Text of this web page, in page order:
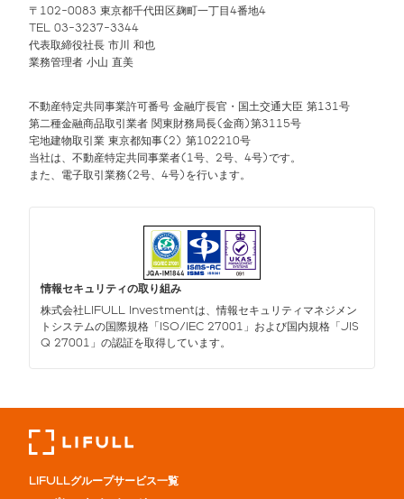
〒102-0083 東京都千代田区麹町一丁目4番地4
TEL 03-3237-3344
代表取締役社長 市川 和也
業務管理者 小山 直美
不動産特定共同事業許可番号 金融庁長官・国土交通大臣 第131号
第二種金融商品取引業者 関東財務局長(金商)第3115号
宅地建物取引業 東京都知事(2) 第102210号
当社は、不動産特定共同事業者(1号、2号、4号)です。
また、電子取引業務(2号、4号)を行います。
情報セキュリティの取り組み
株式会社LIFULL Investmentは、情報セキュリティマネジメン
トシステムの国際規格「ISO/IEC 27001」および国内規格「JIS
Q 27001」の認証を取得しています。
LIFULLグループサービス一覧